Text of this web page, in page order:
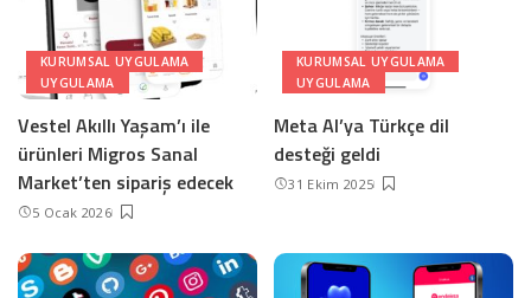
KURUMSAL UYGULAMA
UYGULAMA
Vestel Akıllı Yaşam’ı ile
ürünleri Migros Sanal
Market’ten sipariş edecek
5 Ocak 2026
KURUMSAL UYGULAMA
UYGULAMA
Meta AI’ya Türkçe dil
desteği geldi
31 Ekim 2025